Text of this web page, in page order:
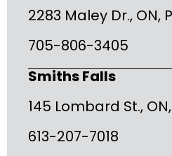
2283 Maley Dr., ON,
705-806-3405
Smiths Falls
145 Lombard St.,
613-207-7018